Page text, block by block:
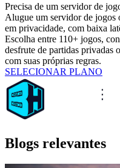
Precisa de um servidor de
Alugue um servidor de jogos
em privacidade, com baixa
Escolha entre 110+ jogos,
desfrute de partidas privadas
com suas próprias regras.
SELECIONAR PLANO
Blogs relevantes